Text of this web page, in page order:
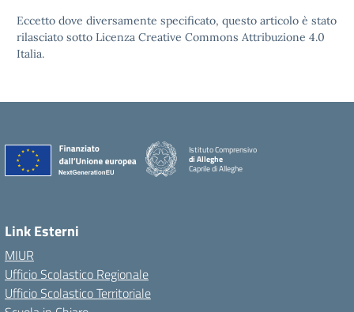
Eccetto dove diversamente specificato, questo articolo è stato
rilasciato sotto Licenza Creative Commons Attribuzione 4.0
Italia.
Istituto Comprensivo
di Alleghe
Caprile di Alleghe
Link Esterni
MIUR
Ufficio Scolastico Regionale
Ufficio Scolastico Territoriale